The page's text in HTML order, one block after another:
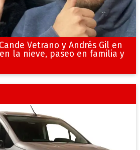
Vetrano y Andrés Gil en
la nieve, paseo en familia y